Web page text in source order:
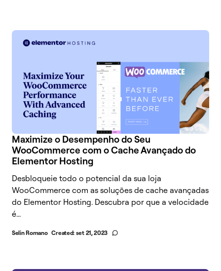
Maximize o Desempenho do Seu
WooCommerce com o Cache Avançado do
Elementor Hosting
Desbloqueie todo o potencial da sua loja
WooCommerce com as soluções de cache avançadas
do Elementor Hosting. Descubra por que a velocidade
é...
Selin Romano Created: set 21, 2023